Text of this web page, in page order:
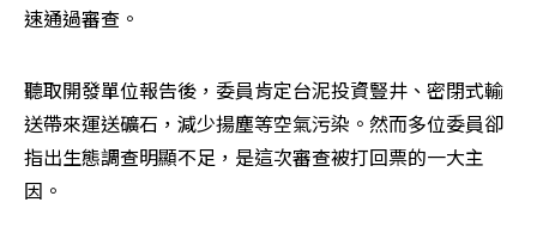
速通過審查。
聽取開發單位報告後，委員肯定台泥投資豎井、密閉式輸
送帶來運送礦石，減少揚塵等空氣污染。然而多位委員卻
指出生態調查明顯不足，是這次審查被打回票的一大主
因。